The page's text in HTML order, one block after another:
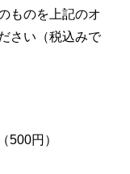
ものを上記のオ
さい（税込みで
500円）